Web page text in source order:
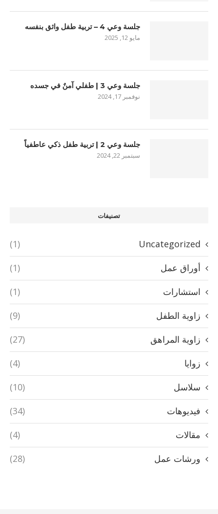
جلسة وعي 4 – تربية طفل واثق بنفسه
مايو 12, 2025
جلسة وعي 3 | طفلي آمنٌ في جسده
نوفمبر 17, 2024
جلسة وعي 2 | تربية طفل ذكي عاطفياً
سبتمبر 22, 2024
تصنيفات
Uncategorized
(1)
أوراق عمل (1)
استشارات (1)
زاوية الطفل (9)
زاوية المراهق (27)
زوايا (4)
سلاسل (10)
فيديوهات (34)
مقالات (4)
ورشات عمل (28)